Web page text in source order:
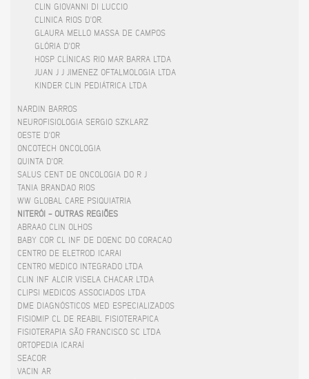
CLIN GIOVANNI DI LUCCIO
CLINICA RIOS D'OR.
GLAURA MELLO MASSA DE CAMPOS
GLÓRIA D'OR
HOSP CLÍNICAS RIO MAR BARRA LTDA
JUAN J J JIMENEZ OFTALMOLOGIA LTDA
KINDER CLIN PEDIÁTRICA LTDA
NARDIN BARROS
NEUROFISIOLOGIA SERGIO SZKLARZ
OESTE D'OR
ONCOTECH ONCOLOGIA
QUINTA D'OR.
SALUS CENT DE ONCOLOGIA DO R J
TANIA BRANDAO RIOS
WW GLOBAL CARE PSIQUIATRIA
NITERÓI - OUTRAS REGIÕES
ABRAAO CLIN OLHOS
BABY COR CL INF DE DOENC DO CORACAO
CENTRO DE ELETROD ICARAI
CENTRO MEDICO INTEGRADO LTDA
CLIN INF ALCIR VISELA CHACAR LTDA
CLIPSI MEDICOS ASSOCIADOS LTDA
DME DIAGNÓSTICOS MED ESPECIALIZADOS
FISIOMIP CL DE REABIL FISIOTERAPICA
FISIOTERAPIA SÃO FRANCISCO SC LTDA
ORTOPEDIA ICARAÍ
SEACOR
VACIN AR